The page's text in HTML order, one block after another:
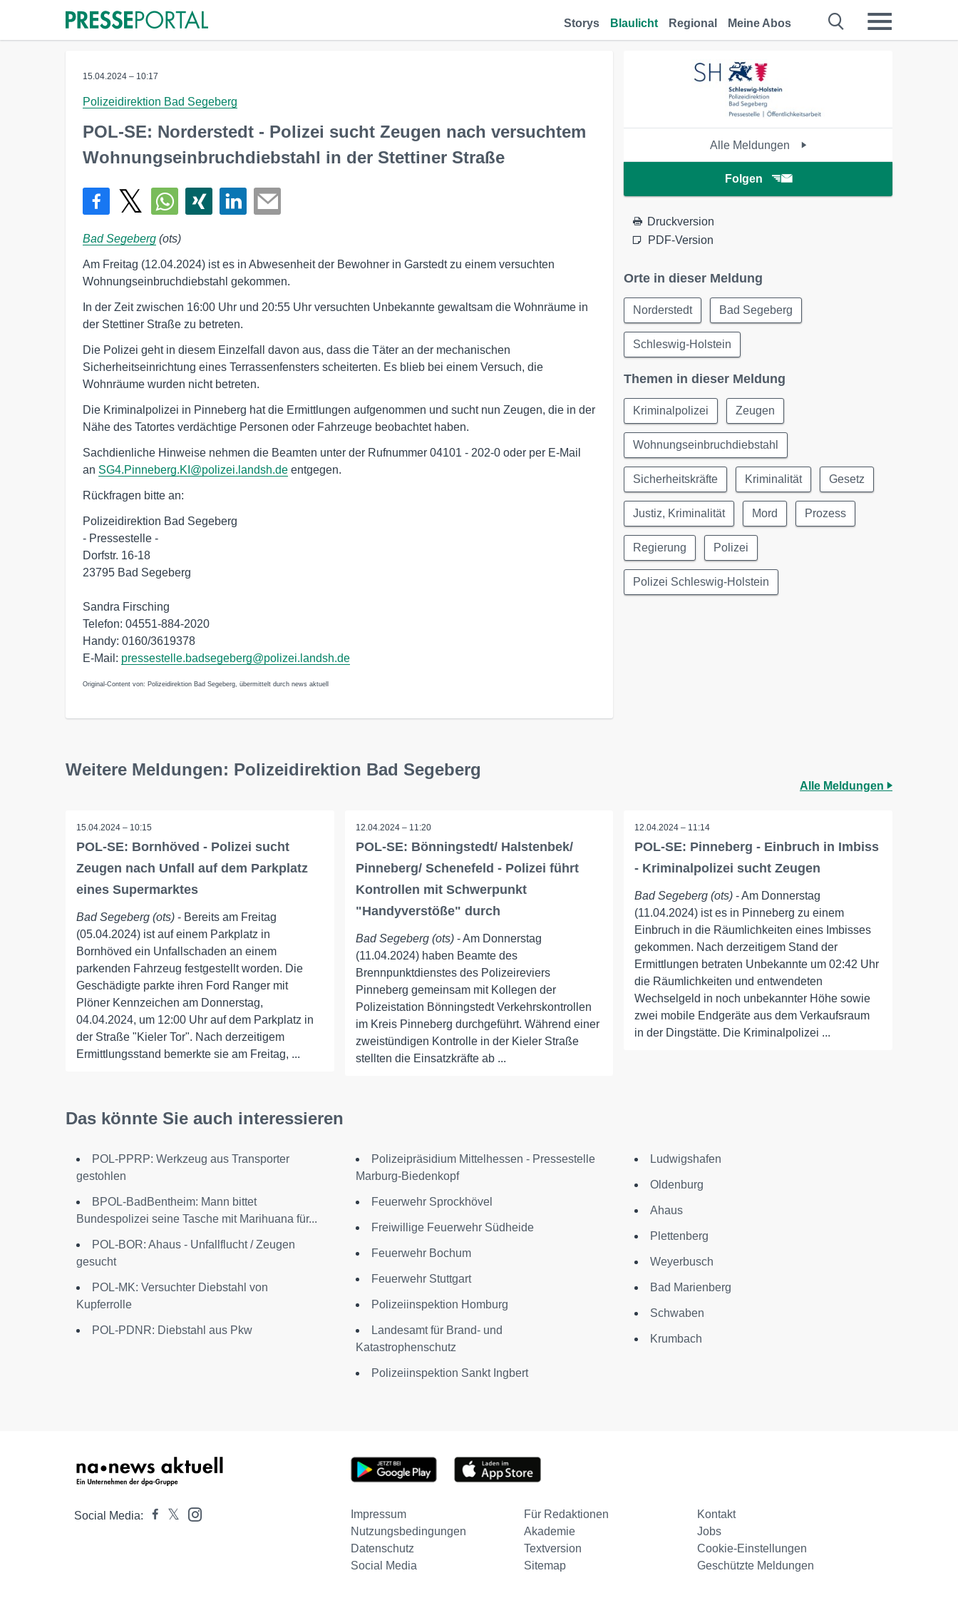
Storys Blaulicht Regional Meine Abos
15.04.2024 – 10:17
Polizeidirektion Bad Segeberg
POL-SE: Norderstedt - Polizei sucht Zeugen nach versuchtem
Wohnungseinbruchdiebstahl in der Stettiner Straße
Bad Segeberg (ots)
Am Freitag (12.04.2024) ist es in Abwesenheit der Bewohner in Garstedt zu einem versuchten
Wohnungseinbruchdiebstahl gekommen.
In der Zeit zwischen 16:00 Uhr und 20:55 Uhr versuchten Unbekannte gewaltsam die Wohnräume in
der Stettiner Straße zu betreten.
Die Polizei geht in diesem Einzelfall davon aus, dass die Täter an der mechanischen
Sicherheitseinrichtung eines Terrassenfensters scheiterten. Es blieb bei einem Versuch, die
Wohnräume wurden nicht betreten.
Die Kriminalpolizei in Pinneberg hat die Ermittlungen aufgenommen und sucht nun Zeugen, die in der
Nähe des Tatortes verdächtige Personen oder Fahrzeuge beobachtet haben.
Sachdienliche Hinweise nehmen die Beamten unter der Rufnummer 04101 - 202-0 oder per E-Mail
an SG4.Pinneberg.KI@polizei.landsh.de entgegen.
Rückfragen bitte an:
Polizeidirektion Bad Segeberg
- Pressestelle -
Dorfstr. 16-18
23795 Bad Segeberg
Sandra Firsching
Telefon: 04551-884-2020
Handy: 0160/3619378
E-Mail: pressestelle.badsegeberg@polizei.landsh.de
Original-Content von: Polizeidirektion Bad Segeberg, übermittelt durch news aktuell
Alle Meldungen
Folgen
Druckversion
PDF-Version
Orte in dieser Meldung
Norderstedt Bad Segeberg
Schleswig-Holstein
Themen in dieser Meldung
Kriminalpolizei Zeugen
Wohnungseinbruchdiebstahl
Sicherheitskräfte Kriminalität Gesetz
Justiz, Kriminalität Mord Prozess
Regierung Polizei
Polizei Schleswig-Holstein
Weitere Meldungen: Polizeidirektion Bad Segeberg
Alle Meldungen
15.04.2024 – 10:15
POL-SE: Bornhöved - Polizei sucht
Zeugen nach Unfall auf dem Parkplatz
eines Supermarktes
Bad Segeberg (ots) - Bereits am Freitag
(05.04.2024) ist auf einem Parkplatz in
Bornhöved ein Unfallschaden an einem
parkenden Fahrzeug festgestellt worden. Die
Geschädigte parkte ihren Ford Ranger mit
Plöner Kennzeichen am Donnerstag,
04.04.2024, um 12:00 Uhr auf dem Parkplatz in
der Straße "Kieler Tor". Nach derzeitigem
Ermittlungsstand bemerkte sie am Freitag, ...
12.04.2024 – 11:20
POL-SE: Bönningstedt/ Halstenbek/
Pinneberg/ Schenefeld - Polizei führt
Kontrollen mit Schwerpunkt
"Handyverstöße" durch
Bad Segeberg (ots)- Am Donnerstag
(11.04.2024) haben Beamte des
Brennpunktdienstes des Polizeireviers
Pinneberg gemeinsam mit Kollegen der
Polizeistation Bönningstedt Verkehrskontrollen
im Kreis Pinneberg durchgeführt. Während einer
zweistündigen Kontrolle in der Kieler Straße
stellten die Einsatzkräfte ab ...
12.04.2024 – 11:14
POL-SE: Pinneberg - Einbruch in Imbiss
- Kriminalpolizei sucht Zeugen
Bad Segeberg (ots) - Am Donnerstag
(11.04.2024) ist es in Pinneberg zu einem
Einbruch in die Räumlichkeiten eines Imbisses
gekommen. Nach derzeitigem Stand der
Ermittlungen betraten Unbekannte um 02:42 Uhr
die Räumlichkeiten und entwendeten
Wechselgeld in noch unbekannter Höhe sowie
zwei mobile Endgeräte aus dem Verkaufsraum
in der Dingstätte. Die Kriminalpolizei ...
Das könnte Sie auch interessieren
POL-PPRP: Werkzeug aus Transporter
gestohlen
BPOL-BadBentheim: Mann bittet
Bundespolizei seine Tasche mit Marihuana für...
POL-BOR: Ahaus - Unfallflucht / Zeugen
gesucht
POL-MK: Versuchter Diebstahl von
Kupferrolle
POL-PDNR: Diebstahl aus Pkw
Polizeipräsidium Mittelhessen - Pressestelle
Marburg-Biedenkopf
Feuerwehr Sprockhövel
Freiwillige Feuerwehr Südheide
Feuerwehr Bochum
Feuerwehr Stuttgart
Polizeiinspektion Homburg
Landesamt für Brand- und
Katastrophenschutz
Polizeiinspektion Sankt Ingbert
Ludwigshafen
Oldenburg
Ahaus
Plettenberg
Weyerbusch
Bad Marienberg
Schwaben
Krumbach
Social Media: Impressum Für Redaktionen
Kontakt
Nutzungsbedingungen
Akademie
Jobs
Datenschutz
Textversion
Cookie-Einstellungen
Social Media
Sitemap Geschützte Meldungen